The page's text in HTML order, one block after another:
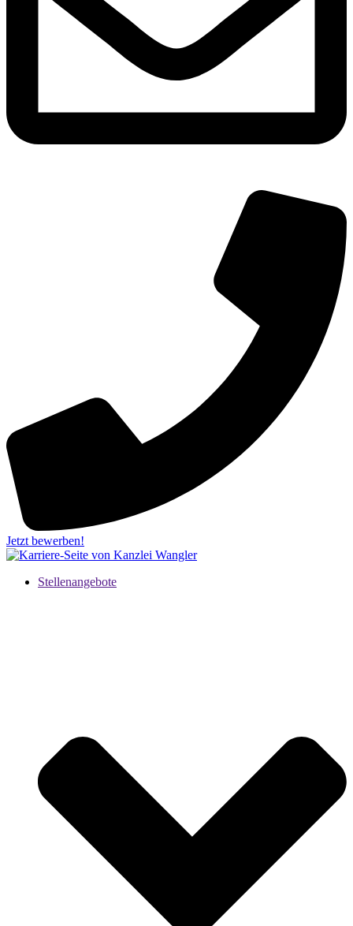
Jetzt bewerben!
Stellenangebote